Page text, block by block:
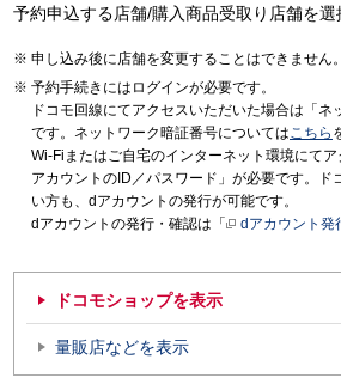
予約申込する店舗/購入商品受取り店舗を選
申し込み後に店舗を変更することはできません。
予約手続きにはログインが必要です。
ドコモ回線にてアクセスいただいた場合は「
です。ネットワーク暗証番号についてはこちら
Wi-Fiまたはご自宅のインターネット環境にて
アカウントのID／パスワード」が必要です。ド
い方も、dアカウントの発行が可能です。
dアカウントの発行・確認は「
dアカウント発
ドコモショップを表示
量販店などを表示